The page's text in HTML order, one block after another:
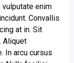
enim
Convallis
at in. Sit
Aliquet
In arcu cursus